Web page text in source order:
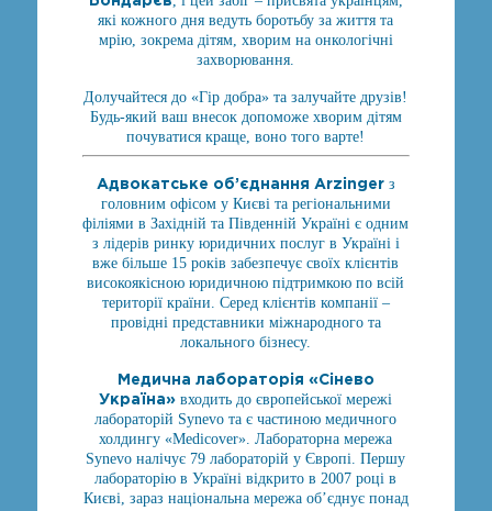
які кожного дня ведуть боротьбу за життя та
мрію, зокрема дітям, хворим на онкологічні
захворювання.
Долучайтеся до «Гір добра» та залучайте друзів!
Будь-який ваш внесок допоможе хворим дітям
почуватися краще, воно того варте!
Адвокатське об’єднання Arzinger з
головним офісом у Києві та регіональними
філіями в Західній та Південній Україні є одним
з лідерів ринку юридичних послуг в Україні і
вже більше 15 років забезпечує своїх клієнтів
високоякісною юридичною підтримкою по всій
території країни. Серед клієнтів компанії –
провідні представники міжнародного та
локального бізнесу.
Медична лабораторія «Сінево
Україна» входить до європейської мережі
лабораторій Synevo та є частиною медичного
холдингу «Medicover». Лабораторна мережа
Synevo налічує 79 лабораторій у Європі. Першу
лабораторію в Україні відкрито в 2007 році в
Києві, зараз національна мережа об’єднує понад